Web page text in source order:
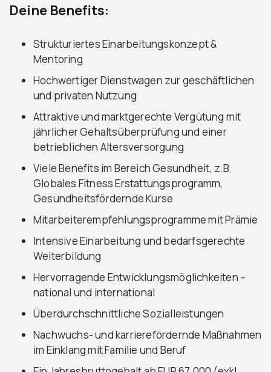
Deine Benefits:
Strukturiertes Einarbeitungskonzept &
Mentoring
Hochwertiger Dienstwagen zur geschäftlichen
und privaten Nutzung
Attraktive und marktgerechte Vergütung mit
jährlicher Gehaltsüberprüfung und einer
betrieblichen Altersversorgung
Viele Benefits im Bereich Gesundheit, z.B.
Globales Fitness Erstattungsprogramm,
Gesundheitsfördernde Kurse
Mitarbeiterempfehlungsprogramme mit Prämie
Intensive Einarbeitung und bedarfsgerechte
Weiterbildung
Hervorragende Entwicklungsmöglichkeiten –
national und international
Überdurchschnittliche Sozialleistungen
Nachwuchs- und karrierefördernde Maßnahmen
im Einklang mit Familie und Beruf